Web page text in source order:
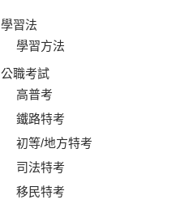
學習法
學習方法
公職考試
高普考
鐵路特考
初等/地方特考
司法特考
移民特考